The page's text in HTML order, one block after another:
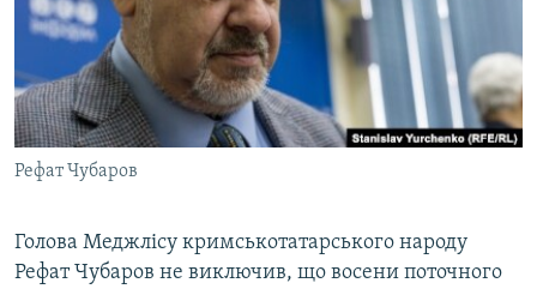
ВІДЕОУРОКИ «ELIFBE»
СВІДЧЕННЯ ОКУПАЦІЇ
УКРАЇНСЬКА ПРОБЛЕМА КРИМУ
ІНФОГРАФІКА
Русский
Qırımtatar
ДОЛУЧАЙСЯ!
Усі сайти RFE/RL
Рефат Чубаров
Голова Меджлісу кримськотатарського народу
Рефат Чубаров не виключив, що восени поточного